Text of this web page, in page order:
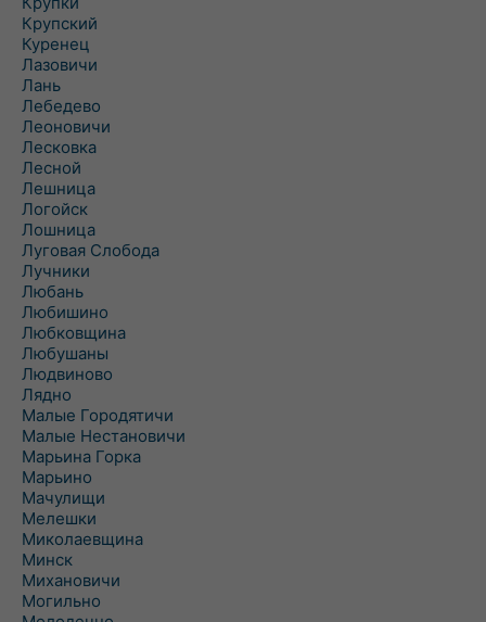
Крупский
Куренец
Лазовичи
Лань
Лебедево
Леоновичи
Лесковка
Лесной
Лешница
Логойск
Лошница
Луговая Слобода
Лучники
Любань
Любишино
Любковщина
Любушаны
Людвиново
Лядно
Малые Городятичи
Малые Нестановичи
Марьина Горка
Марьино
Мачулищи
Мелешки
Миколаевщина
Минск
Михановичи
Могильно